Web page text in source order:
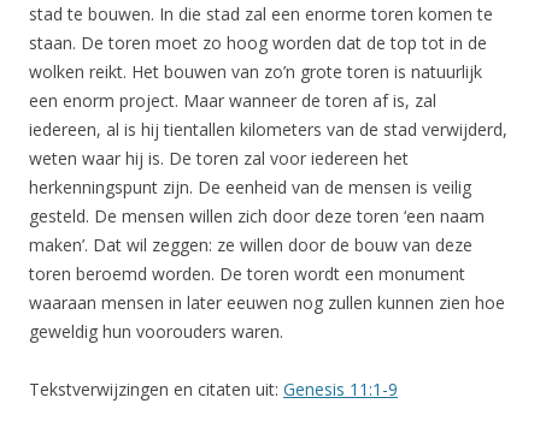
stad te bouwen. In die stad zal een enorme toren komen te
staan. De toren moet zo hoog worden dat de top tot in de
wolken reikt. Het bouwen van zo’n grote toren is natuurlijk
een enorm project. Maar wanneer de toren af is, zal
iedereen, al is hij tientallen kilometers van de stad verwijderd,
weten waar hij is. De toren zal voor iedereen het
herkenningspunt zijn. De eenheid van de mensen is veilig
gesteld. De mensen willen zich door deze toren ‘een naam
maken’. Dat wil zeggen: ze willen door de bouw van deze
toren beroemd worden. De toren wordt een monument
waaraan mensen in later eeuwen nog zullen kunnen zien hoe
geweldig hun voorouders waren.
Tekstverwijzingen en citaten uit: Genesis 11:1-9